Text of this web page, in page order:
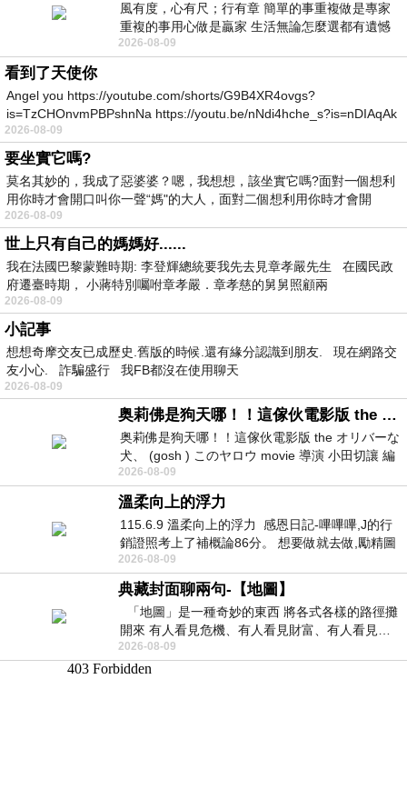
風有度，心有尺；行有章 簡單的事重複做是專家
重複的事用心做是贏家 生活無論怎麼選都有遺憾
所以開心就好 生活不會辜負認真
2026-08-09
看到了天使你
Angel you https://youtube.com/shorts/G9B4XR4ovgs?
is=TzCHOnvmPBPshnNa https://youtu.be/nNdi4hche_s?is=nDIAqAk
2026-08-09
要坐實它嗎?
莫名其妙的，我成了惡婆婆？嗯，我想想，該坐實它嗎?面對一個想利
用你時才會開口叫你一聲“媽"的大人，面對二個想利用你時才會開
2026-08-09
世上只有自己的媽媽好......
我在法國巴黎蒙難時期: 李登輝總統要我先去見章孝嚴先生 在國民政
府遷臺時期， 小蔣特別囑咐章孝嚴．章孝慈的舅舅照顧兩
2026-08-09
小記事
想想奇摩交友已成歷史.舊版的時候.還有緣分認識到朋友. 現在網路交
友小心. 詐騙盛行 我FB都沒在使用聊天
2026-08-09
奥莉佛是狗天哪！！這傢伙電影版 the オリバーな犬、 (gosh ) このヤロウ movie
奥莉佛是狗天哪！！這傢伙電影版 the オリバーな
犬、 (gosh ) このヤロウ movie 導演 小田切讓 編
劇: 小田切讓 主演: 小田切讓
2026-08-09
溫柔向上的浮力
115.6.9 溫柔向上的浮力 感恩日記-嗶嗶嗶,J的行
銷證照考上了補概論86分。 想要做就去做,勵精圖
治大成功,也是表法,堅持和努力
2026-08-09
典藏封面聊兩句-【地圖】
「地圖」是一種奇妙的東西 將各式各樣的路徑攤
開來 有人看見危機、有人看見財富、有人看見…
從中可以發掘出不同的
2026-08-09